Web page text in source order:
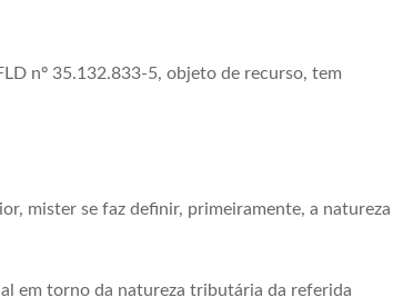
nº 35.132.833-5, objeto de recurso, tem
mister se faz definir, primeiramente, a natureza
em torno da natureza tributária da referida